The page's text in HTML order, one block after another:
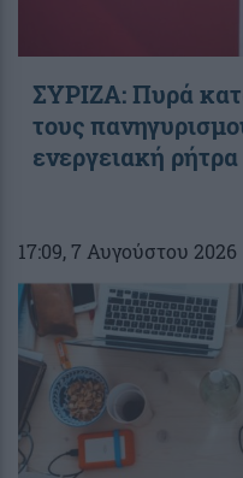
ΣΥΡΙΖΑ: Πυρά
τους
ενεργειακή
17:09, 7 Αυγούστου 2026